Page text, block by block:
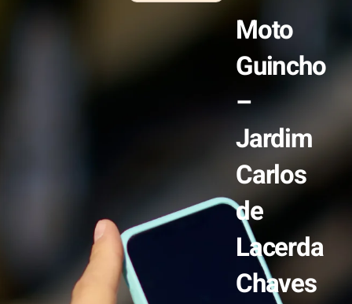
Moto
Guincho
–
Jardim
Carlos
de
Lacerda
Chaves